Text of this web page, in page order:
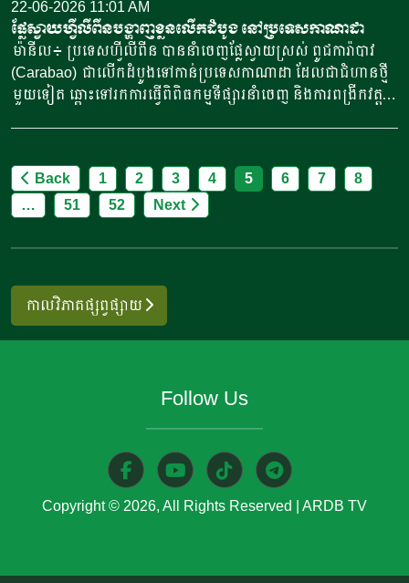
ជាការកត់សម្គាល់ លទ្ធភាពនៃការកើតមានបាតុភូតអែលនីញ៉ូ គឺកាន់
ច្បាស់ឡើងៗ ដោយបច្ចុប្បន្នត្រូវបានប៉ាន់ប្រមាណថា អាចកើត
មានពី៦០ ទៅ៦៥ភាគរយ បើប្រៀបធៀបទៅនឹងបាតុភូតអែលនីញ៉ូ ក្នុង
ឆ្នាំ២០១៥-២០១៦ និងអាចជាប់ចំណាត់ថ្នាក់ក្នុងចំណោមព្រឹត្តិការណ៍
បាតុភូតអែលនីញ៉ូដ៏ខ្លាំងបំផុត ក្នុងកំណត់ត្រាប្រវត្តិសាស្ត្រពិភពលោក
ចាប់តាំងពីឆ្នាំ១៩៥០។ យោងតាមលោក ដាង ថាញ់ម៉ៃ បានឱ្យដឹង
22-06-2026 11:01 AM
ផ្លែស្វាយហ្វីលីពីនបង្ហាញខ្លួនលើកដំបូង នៅប្រទេសកាណាដា
ម៉ានីល៖ ប្រទេសហ្វីលីពីន បាននាំចេញផ្លែស្វាយស្រស់ ពូជការ៉ាបាវ
(Carabao) ជាលើកដំបូងទៅកាន់ប្រទេសកាណាដា ដែលជាជំហានថ្មី
មួយទៀត ឆ្ពោះទៅរកការធ្វើពិពិធកម្មទីផ្សារនាំចេញ និងការពង្រីកវត្ត
(Ontario) ភាគខាងលិចទីក្រុងអូតាវ៉ា ប្រទេសកាណាដា។ មន្ត្រីហ្វីលីពីន
បានធ្វើពិធីដឹកជញ្ជូនផ្លែស្វាយស្រស់ជាលក្ខណៈពាណិជ្ជកម្មលើកដំបូង
ទីក្រុងប៉ាសាយ។ ក្រុមហ៊ុនដឹកជញ្ជូនដ៏ល្បីនេះនឹងនាំចេញផ្លែស្វាយ
ហ្វីលីពីន នៅទីក្រុងវ៉ាស៊ីនតោន សហរដ្ឋអាម៉េរិក បានសម្របសម្រួល
ការនាំចេញនេះ ដោយសហការជាមួយស្ថានអគ្គកុងស៊ុលហ្វីលីពីន ប្រចាំ
(Francisco Tiu Laurel) បានមានប្រសាសន៍ក្នុងពិធីនេះថា “នេះគឺជា
ដូចជាផ្លែចេក ផ្លែដូង និងផ្លែស្វាយ។ វាដល់ពេលហើយសម្រាប់តំបន់
ផ្សេងទៀតនៃពិភពលោក ដើម្បីទទួលបានរសជាតិផ្លែឈើរបស់
ប្រទេសហ្វីលីពីន”។ […]
Posts
pagination
Back 1 2 3 4 5 6 7
8
…
51 52 Next
កាលវិភាគផ្សព្វផ្សាយ
Follow Us
Copyright © 2026, All Rights Reserved ARDB TV